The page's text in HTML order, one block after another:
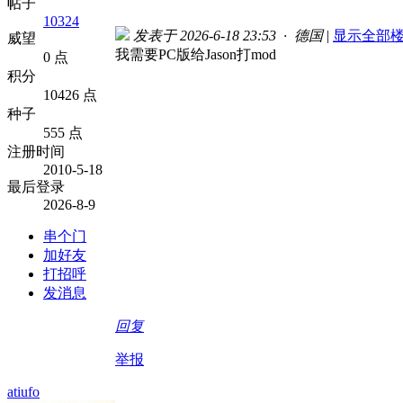
10324
威望
0 点
积分
10426 点
种子
555 点
注册时间
2010-5-18
最后登录
2026-8-9
串个门
加好友
打招呼
发消息
发表于 2026-6-18 23:53 · 德国 | 显示全部
我需要PC版给Jason打mod
回复
举报
atiufo